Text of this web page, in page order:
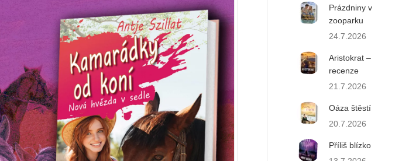
Prázdniny v
zooparku
24.7.2026
Aristokrat –
recenze
21.7.2026
Oáza štěstí
20.7.2026
Příliš blízko